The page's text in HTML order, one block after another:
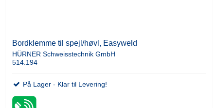
Bordklemme til spejl/høvl, Easyweld
HÜRNER Schweisstechnik GmbH
514.194
På Lager - Klar til Levering!